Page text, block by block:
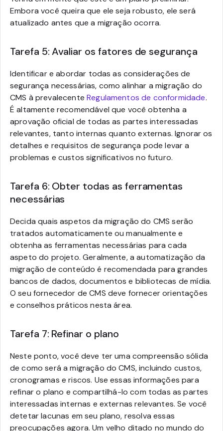
Embora você queira que ele seja robusto, ele será
atualizado antes que a migração ocorra.
Tarefa 5: Avaliar os fatores de segurança
Identificar e abordar todas as considerações de
segurança necessárias, como alinhar a migração do
CMS à prevalecenteRegulamentos de conformidade.
É altamente recomendável que você obtenha a
aprovação oficial de todas as partes interessadas
relevantes, tanto internas quanto externas. Ignorar os
detalhes e requisitos de segurança pode levar a
problemas e custos significativos no futuro.
Tarefa 6: Obter todas as ferramentas
necessárias
Decida quais aspetos da migração do CMS serão
tratados automaticamente ou manualmente e
obtenha as ferramentas necessárias para cada
aspeto do projeto. Geralmente, a automatização da
migração de conteúdo é recomendada para grandes
bancos de dados, documentos e bibliotecas de mídia.
O seu fornecedor de CMS deve fornecer orientações
e conselhos práticos nesta área.
Tarefa 7: Refinar o plano
Neste ponto, você deve ter uma compreensão sólida
de como será a migração do CMS, incluindo custos,
cronogramas e riscos. Use essas informações para
refinar o plano e compartilhá-lo com todas as partes
interessadas internas e externas relevantes. Se você
detetar lacunas em seu plano, resolva essas
preocupações agora. Um velho ditado no mundo do